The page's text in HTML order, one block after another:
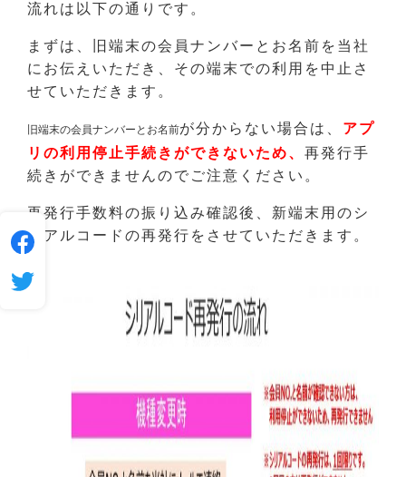
流れは以下の通りです。
まずは、旧端末の会員ナンバーとお名前を当社
にお伝えいただき、その端末での利用を中止さ
せていただきます。
旧端末の会員ナンバーとお名前が分からない場合は、 アプ
リの利用停止手続きができないため、 再発行手
続きができませんのでご注意ください。
再発行手数料の振り込み確認後、新端末用のシ
リアルコードの再発行をさせていただきます。